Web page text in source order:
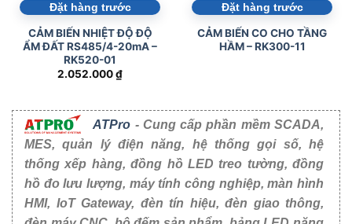
Đặt hàng trước
CẢM BIẾN NHIỆT ĐỘ ĐỘ
ẨM ĐẤT RS485/4-20mA –
RK520-01
2.052.000₫
Đặt hàng trước
CẢM BIẾN CO CHO TẦNG
HẦM – RK300-11
ATPro - Cung cấp phần mềm SCADA,
MES, quản lý điện năng, hệ thống gọi số, hệ
thống xếp hàng, đồng hồ LED treo tường, đồng
hồ đo lưu lượng, máy tính công nghiệp, màn hình
HMI, IoT Gateway, đèn tín hiệu, đèn giao thông,